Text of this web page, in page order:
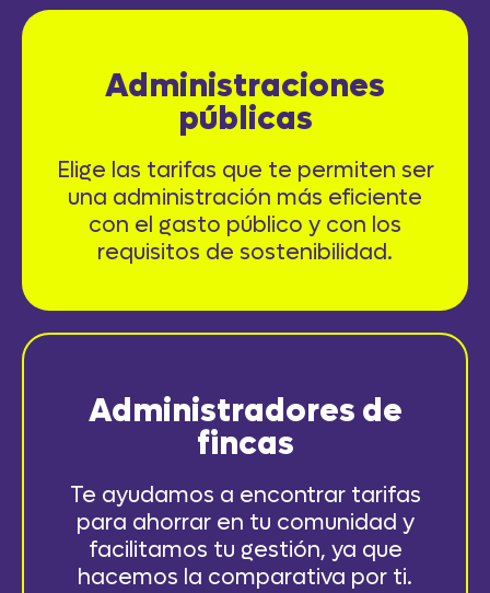
Administraciones
públicas
Elige las tarifas que te permiten ser
una administración más eficiente
con el gasto público y con los
requisitos de sostenibilidad.
Administradores de
fincas
Te ayudamos a encontrar tarifas
para ahorrar en tu comunidad y
facilitamos tu gestión, ya que
hacemos la comparativa por ti.